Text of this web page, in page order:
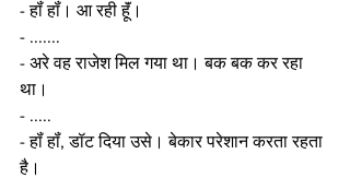
- हॉं हॉं। आ रही हूॅं।
- .......
- अरे वह राजेश मिल गया था। बक बक कर रहा
था।
- .....
- हॉं हॉं, डॉट दिया उसे। बेकार परेशान करता रहता
है।